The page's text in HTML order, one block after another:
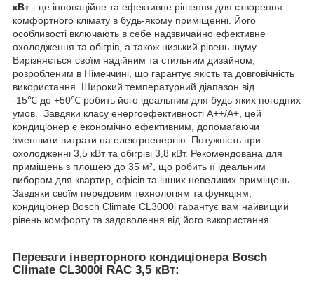
кВт - це інноваційне та ефективне рішення для створення
комфортного клімату в будь-якому приміщенні. Його
особливості включають в себе надзвичайно ефективне
охолодження та обігрів, а також низький рівень шуму.
Вирізняється своїм надійним та стильним дизайном,
розробленим в Німеччині, що гарантує якість та довговічність
використання. Широкий температурний діапазон від
-15℃ до +50℃ робить його ідеальним для будь-яких погодних
умов. Завдяки класу енергоефективності A++/A+, цей
кондиціонер є економічно ефективним, допомагаючи
зменшити витрати на електроенергію. Потужність при
охолодженні 3,5 кВт та обігріві 3,8 кВт. Рекомендована для
приміщень з площею до 35 м², що робить її ідеальним
вибором для квартир, офісів та інших невеликих приміщень.
Завдяки своїм передовим технологіям та функціям,
кондиціонер Bosch Climate CL3000i гарантує вам найвищий
рівень комфорту та задоволення від його використання.
Переваги інверторного кондиціонера Bosch
Climate CL3000i RAC 3,5 кВт: